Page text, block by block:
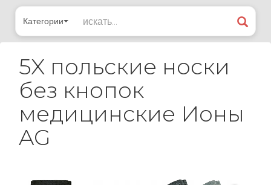
Категории
5X польские носки
без кнопок
медицинские Ионы
AG